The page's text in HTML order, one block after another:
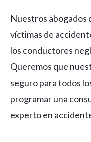
Nuestros abogados
víctimas de
los conductores
Queremos que
seguro para todos
programar una
experto en